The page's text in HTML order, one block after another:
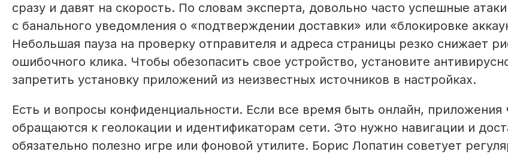
сразу и давят на скорость. По словам эксперта, довольно часто успешные
с банального уведомления о «подтверждении доставки» или «блокировке
Небольшая пауза на проверку отправителя и адреса страницы резко снижает
ошибочного клика. Чтобы обезопасить свое устройство, установите
запретить установку приложений из неизвестных источников в настройках.
Есть и вопросы конфиденциальности. Если все время быть онлайн, приложения
обращаются к геолокации и идентификаторам сети. Это нужно навигации и
обязательно полезно игре или фоновой утилите. Борис Лопатин советует